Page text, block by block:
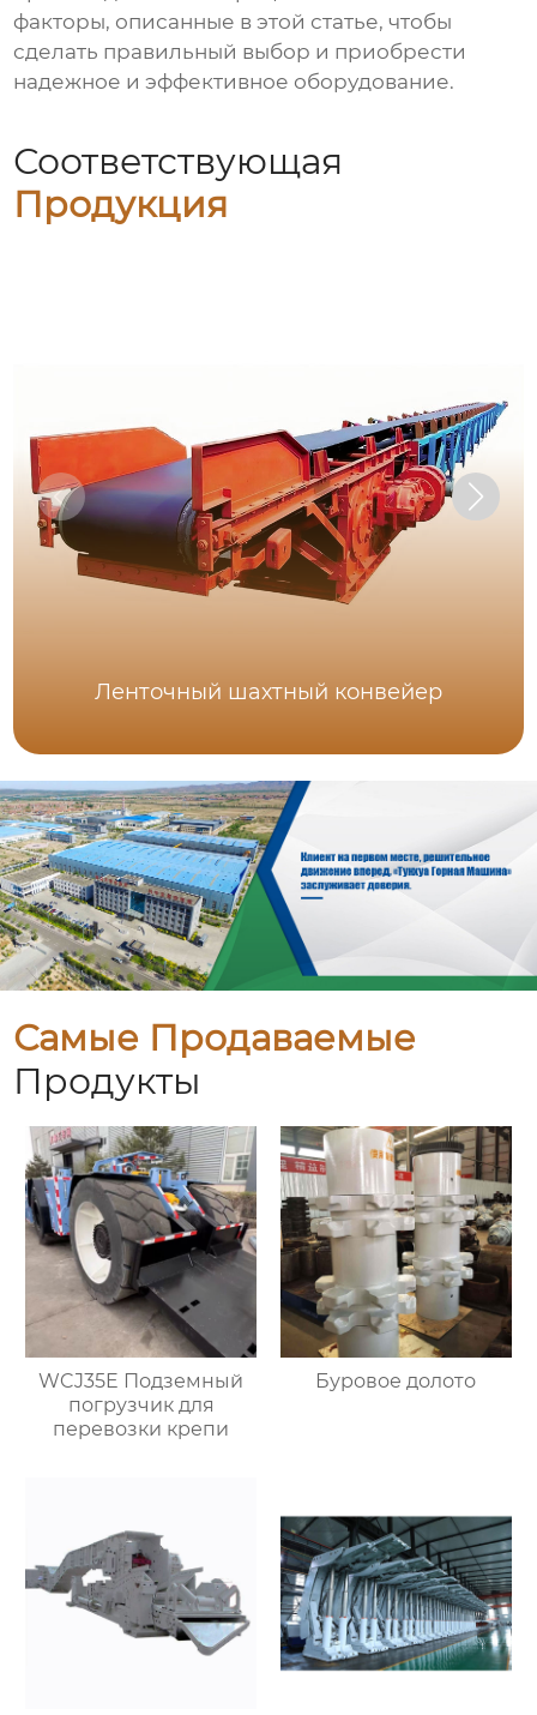
факторы, описанные в этой статье, чтобы
сделать правильный выбор и приобрести
надежное и эффективное оборудование.
Соответствующая
Продукция
Ленточный шахтный конвейер
Самые Продаваемые
Продукты
WCJ35E Подземный
погрузчик для
перевозки крепи
Буровое долото